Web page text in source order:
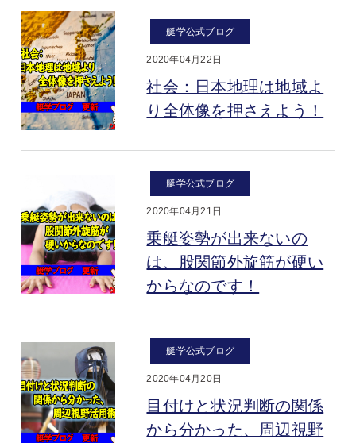
艇学公式ブログ
2020年04月22日
社会：日本地理は地域よ
り全体像を押さえよう！
艇学公式ブログ
2020年04月21日
乗艇姿勢が出来ないの
は、股関節外旋筋が硬い
からなのです！
艇学公式ブログ
2020年04月20日
目付けと状況判断の関係
から分かった、周辺視野